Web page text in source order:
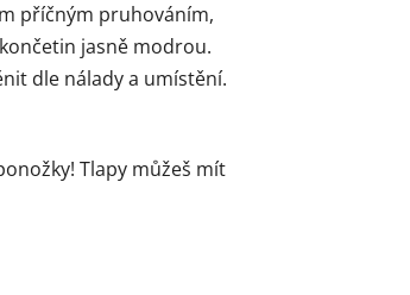
příčným pruhováním,
jasně modrou.
dle nálady a umístění.
Tlapy můžeš mít